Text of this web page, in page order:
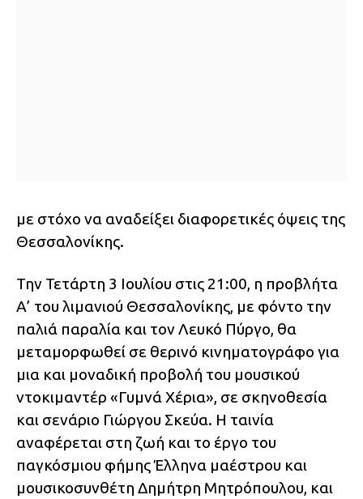
με στόχο να αναδείξει διαφορετικές όψεις της
Θεσσαλονίκης.
Την Τετάρτη 3 Ιουλίου στις 21:00, η προβλήτα
Α’ του λιμανιού Θεσσαλονίκης, με φόντο την
παλιά παραλία και τον Λευκό Πύργο, θα
μεταμορφωθεί σε θερινό κινηματογράφο για
μια και μοναδική προβολή του μουσικού
ντοκιμαντέρ «Γυμνά Χέρια», σε σκηνοθεσία
και σενάριο Γιώργου Σκεύα. Η ταινία
αναφέρεται στη ζωή και το έργο του
παγκόσμιου φήμης Έλληνα μαέστρου και
μουσικοσυνθέτη Δημήτρη Μητρόπουλου, και